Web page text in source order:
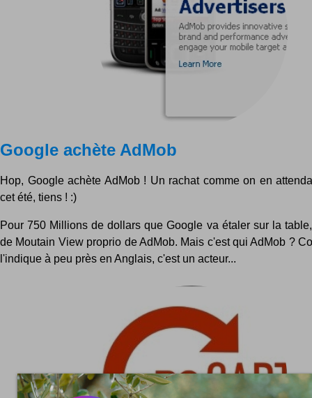
Google achète AdMob
Hop, Google achète AdMob ! Un rachat comme on en
cet été, tiens ! :)
Pour 750 Millions de dollars que Google va étaler sur la
de Moutain View proprio de AdMob. Mais c'est qui AdMob ?
l'indique à peu près en Anglais, c'est un acteur...